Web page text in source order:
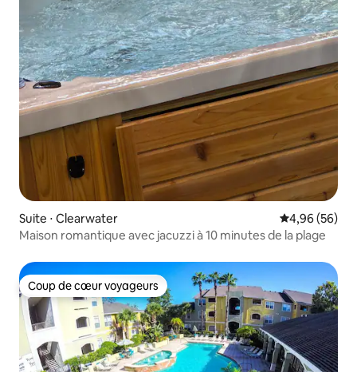
Suite ⋅ Clearwater Évaluation
4,96 (56)
Maison romantique avec jacuzzi à 10 minutes de la plage
Coup de cœur voyageurs
Coup de cœur voyageurs